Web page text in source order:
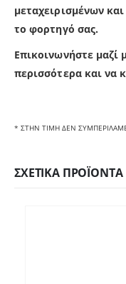
μεταχειρισμένων
το φορτηγό σας.
Επικοινωνήστε μαζί
περισσότερα και να
* ΣΤΗΝ ΤΙΜΗ ΔΕΝ
ΣΧΕΤΙΚΆ ΠΡΟΪΌΝΤΑ